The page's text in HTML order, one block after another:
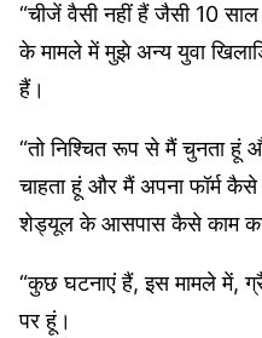
“चीजें वैसी नहीं हैं जैसी 10 साल
के मामले में मुझे अन्य युवा
हैं।
“तो निश्चित रूप से मैं चुनता हूं
चाहता हूं और मैं अपना फॉर्म
शेड्यूल के आसपास कैसे काम
“कुछ घटनाएं हैं, इस मामले में,
पर हूं।